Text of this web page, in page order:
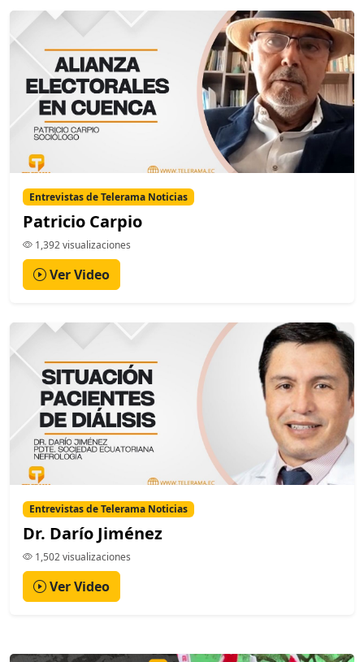
Entrevistas de Telerama Noticias
Patricio Carpio
1,392 visualizaciones
Ver Video
Entrevistas de Telerama Noticias
Dr. Darío Jiménez
1,502 visualizaciones
Ver Video